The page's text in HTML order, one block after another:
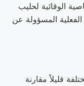
الوقائية لحليب
المسؤولة عن
قليلاً مقارنة